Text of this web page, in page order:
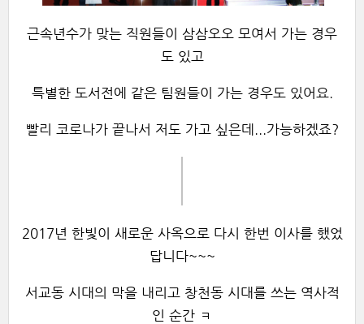
근속년수가 맞는 직원들이 삼삼오오 모여서 가는 경우
도 있고
특별한 도서전에 같은 팀원들이 가는 경우도 있어요.
빨리 코로나가 끝나서 저도 가고 싶은데...가능하겠죠?
2017년 한빛이 새로운 사옥으로 다시 한번 이사를 했었
답니다~~~
서교동 시대의 막을 내리고 창천동 시대를 쓰는 역사적
인 순간 ㅋ